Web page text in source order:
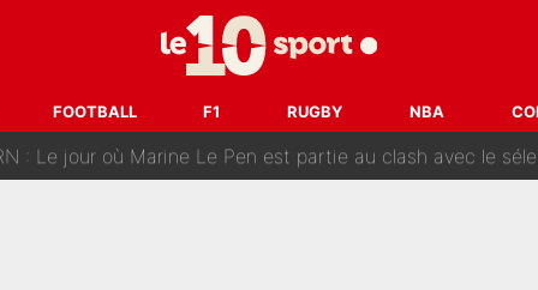
FOOTBALL F1 RUGBY NBA
le PSG a un boulevard pour Ferran Torres
un journaliste se mouille et annonce déjà la fin du
: Le jour où Marine Le Pen est partie au clash avec le